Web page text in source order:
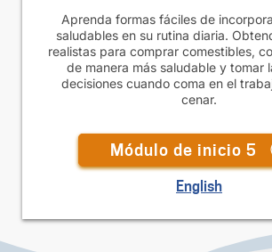
Aprenda formas fáciles de
saludables en su rutina diaria.
realistas para comprar comestibles,
de manera más saludable y tomar
decisiones cuando coma en el
cenar.
Módulo de inicio 5
English